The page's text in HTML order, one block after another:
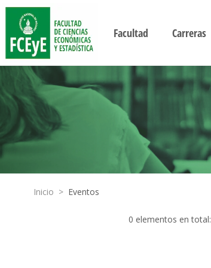
Facultad Carreras
Inicio > Eventos
0 elementos en total: